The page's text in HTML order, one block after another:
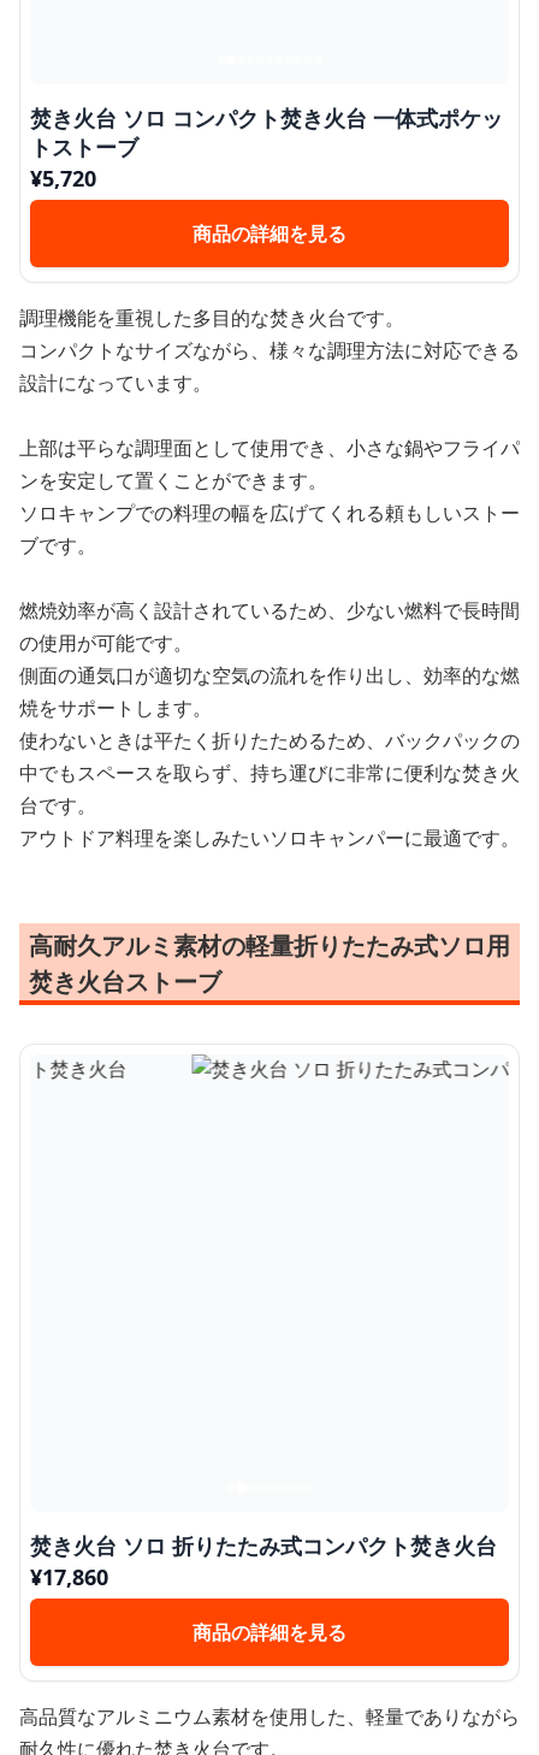
焚き火台 ソロ コンパクト焚き火台 一体式ポケッ
トストーブ
¥5,720
商品の詳細を見る
調理機能を重視した多目的な焚き火台です。
コンパクトなサイズながら、様々な調理方法に対応できる
設計になっています。
上部は平らな調理面として使用でき、小さな鍋やフライパ
ンを安定して置くことができます。
ソロキャンプでの料理の幅を広げてくれる頼もしいストー
ブです。
燃焼効率が高く設計されているため、少ない燃料で長時間
の使用が可能です。
側面の通気口が適切な空気の流れを作り出し、効率的な燃
焼をサポートします。
使わないときは平たく折りたためるため、バックパックの
中でもスペースを取らず、持ち運びに非常に便利な焚き火
台です。
アウトドア料理を楽しみたいソロキャンパーに最適です。
高耐久アルミ素材の軽量折りたたみ式ソロ用
焚き火台ストーブ
焚き火台 ソロ 折りたたみ式コンパクト焚き火台
¥17,860
商品の詳細を見る
高品質なアルミニウム素材を使用した、軽量でありながら
耐久性に優れた焚き火台です。